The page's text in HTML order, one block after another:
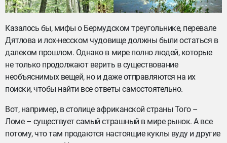
Казалось бы, мифы о Бермудском треугольнике, перевале
Дятлова и лох-несском чудовище должны были остаться в
далеком прошлом. Однако в мире полно людей, которые
не только продолжают верить в существование
необъяснимых вещей, но и даже отправляются на их
поиски, чтобы найти все ответы самостоятельно.
Вот, например, в столице африканской страны Того –
Ломе – существует самый страшный в мире рынок. А все
потому, что там продаются настоящие куклы вуду и другие